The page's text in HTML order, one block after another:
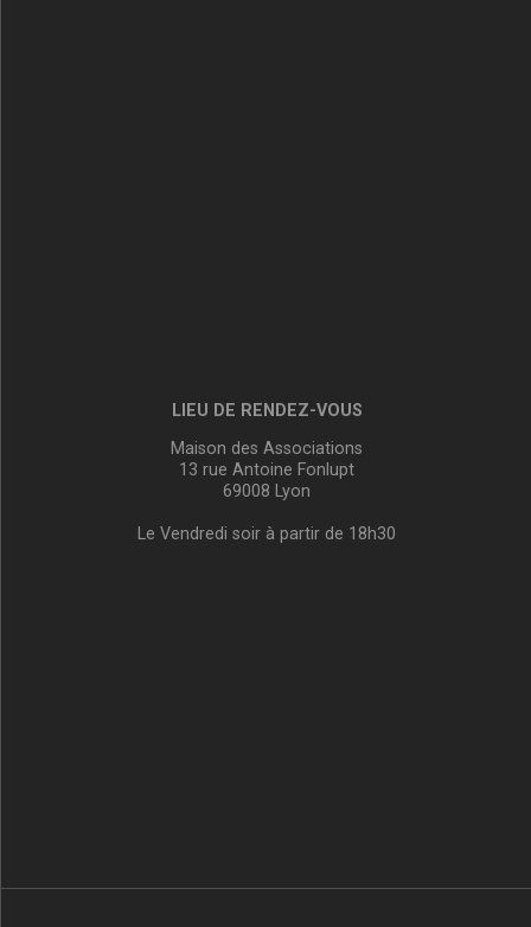
LIEU DE RENDEZ-VOUS
Maison des Associations
13 rue Antoine Fonlupt
69008 Lyon
Le Vendredi soir à partir de 18h30